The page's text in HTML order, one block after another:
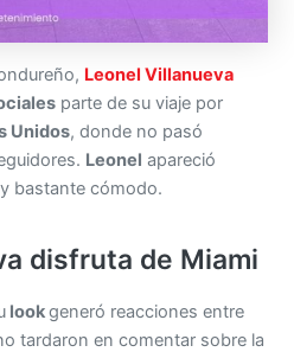
Leonel Villanueva
parte de su viaje por
Unidos, donde no pasó
Leonel apareció
bastante cómodo.
disfruta de Miami
lookgeneró reacciones entre
tardaron en comentar sobre la